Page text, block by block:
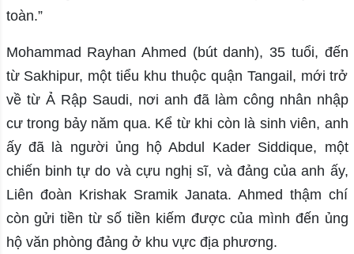
toàn.”
Mohammad Rayhan Ahmed (bút danh), 35 tuổi, đến
từ Sakhipur, một tiểu khu thuộc quận Tangail, mới trở
về từ Ả Rập Saudi, nơi anh đã làm công nhân nhập
cư trong bảy năm qua. Kể từ khi còn là sinh viên, anh
ấy đã là người ủng hộ Abdul Kader Siddique, một
chiến binh tự do và cựu nghị sĩ, và đảng của anh ấy,
Liên đoàn Krishak Sramik Janata. Ahmed thậm chí
còn gửi tiền từ số tiền kiếm được của mình đến ủng
hộ văn phòng đảng ở khu vực địa phương.